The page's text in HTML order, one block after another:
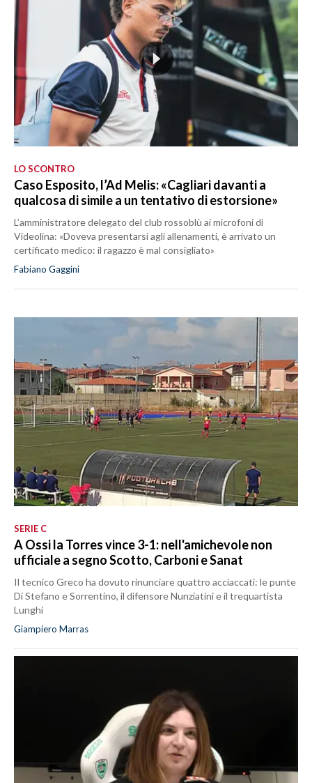
LO SCONTRO
Caso Esposito, l’Ad Melis: «Cagliari davanti a
qualcosa di simile a un tentativo di estorsione»
L’amministratore delegato del club rossoblù ai microfoni di
Videolina: «Doveva presentarsi agli allenamenti, è arrivato un
certificato medico: il ragazzo è mal consigliato»
Fabiano Gaggini
SERIE C
A Ossi la Torres vince 3-1: nell'amichevole non
ufficiale a segno Scotto, Carboni e Sanat
Il tecnico Greco ha dovuto rinunciare quattro acciaccati: le punte
Di Stefano e Sorrentino, il difensore Nunziatini e il trequartista
Lunghi
Giampiero Marras